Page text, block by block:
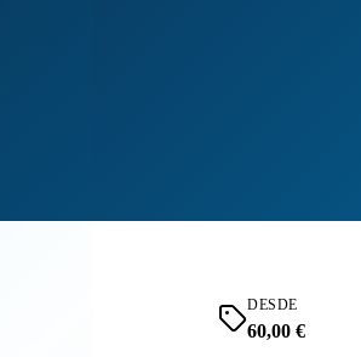
DESDE
60,00 €